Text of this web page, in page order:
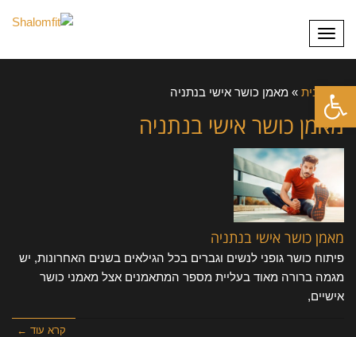
פתח סרגל נגישות
תפריט
דף הבית » מאמן כושר אישי בנתניה
מאמן כושר אישי בנתניה
מאמן כושר אישי בנתניה
פיתוח כושר גופני לנשים וגברים בכל הגילאים בשנים האחרונות, יש
מגמה ברורה מאוד בעליית מספר המתאמנים אצל מאמני כושר
אישיים,
קרא עוד ←